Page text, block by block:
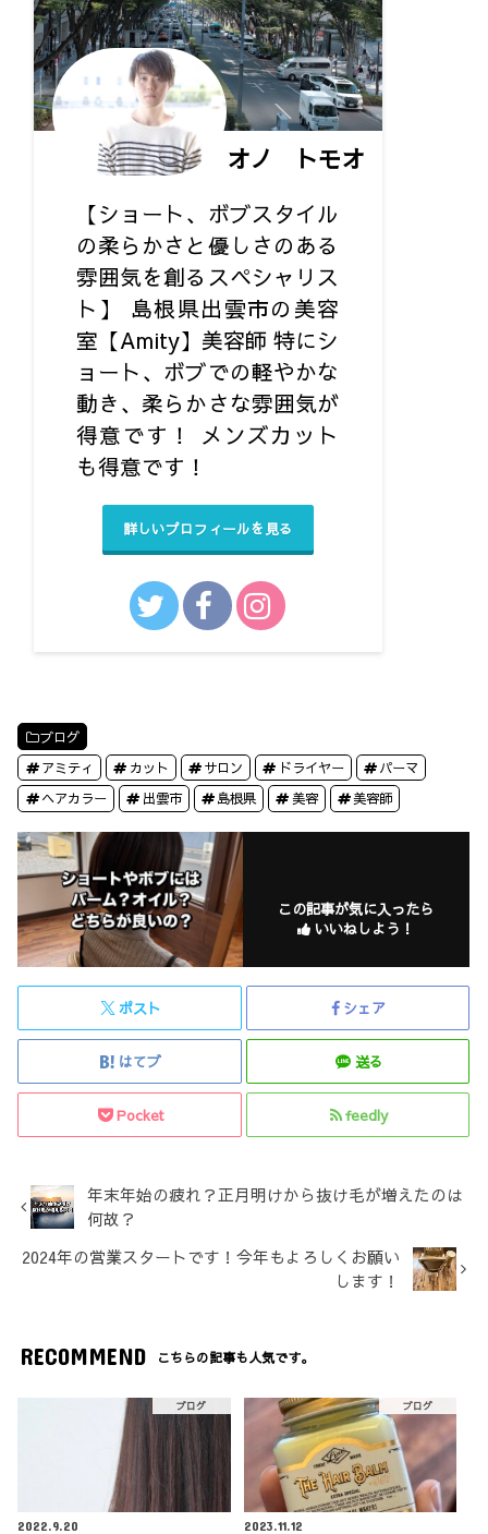
オノ トモオ
【ショート、ボブスタイル
の柔らかさと優しさのある
雰囲気を創るスペシャリス
ト】 島根県出雲市の美容
室【Amity】美容師 特にシ
ョート、ボブでの軽やかな
動き、柔らかさな雰囲気が
得意です！ メンズカット
も得意です！ㅤ
詳しいプロフィールを見る
ブログ
アミティ
カット サロン ドライヤー
パーマ
ヘアカラー
出雲市 島根県 美容 美容師
この記事が気に入ったら
いいねしよう！
ポスト シェア
はてブ 送る
Pocket feedly
年末年始の疲れ？正月明けから抜け毛が増えたのは
何故？
2024年の営業スタートです！今年もよろしくお願い
します！
RECOMMEND こちらの記事も人気です。
ブログ
2022.9.20
ブログ
2023.11.12